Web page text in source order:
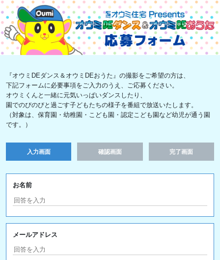
『オウミDEダンス＆オウミDEおうた』の撮影をご希望の方は、
下記フォームに必要事項をご入力のうえ、ご応募ください。
オウミくんと一緒に元気いっぱいダンスしたり、
園でのびのびと過ごす子どもたちの様子を番組で放送いたします。
（対象は、保育園・幼稚園・こども園・認定こども園など幼児が通う園
です。）
入力画面 確認画面 完了画面
お名前
メールアドレス